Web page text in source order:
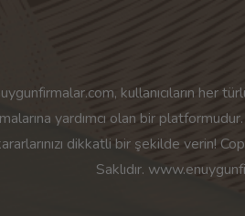
kullanıcıların her
yardımcı olan bir
dikkatli bir şekilde verin!
Saklıdır.